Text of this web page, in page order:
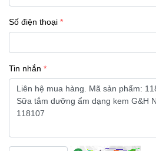
Số điện thoại
Tin nhắn